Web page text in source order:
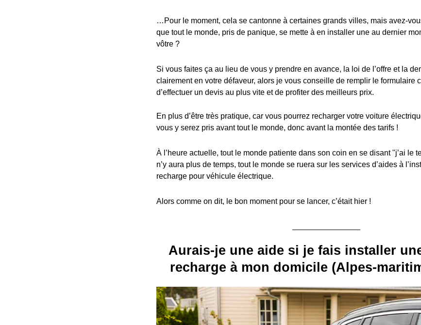
…Pour le moment, cela se cantonne à certaines grands villes, mais avez-
que tout le monde, pris de panique, se mette à en installer une au dernier
vôtre ?
Si vous faites ça au lieu de vous y prendre en avance, la loi de l’offre et la
clairement en votre défaveur, alors je vous conseille de remplir le formulaire
d’effectuer un devis au plus vite et de profiter des meilleurs prix.
En plus d’être très pratique, car vous pourrez recharger votre voiture
vous y serez pris avant tout le monde, donc avant la montée des tarifs !
À l’heure actuelle, tout le monde patiente dans son coin en se disant "j’ai le
n’y aura plus de temps, tout le monde se ruera sur les services d’aides à
recharge pour véhicule électrique.
Alors comme on dit, le bon moment pour se lancer, c’était hier !
Aurais-je une aide si je fais installer
recharge à mon domicile (Alpes-